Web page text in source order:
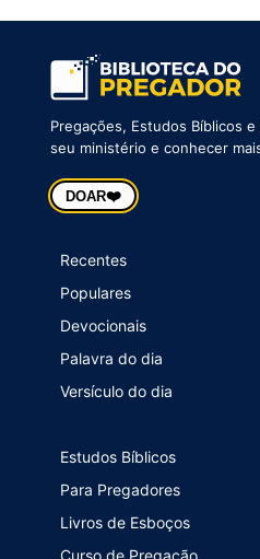
Pregações, Estudos Bíblicos
seu ministério e conhecer
DOAR❤️
Recentes
Populares
Devocionais
Palavra do dia
Versículo do dia
Estudos Bíblicos
Para Pregadores
Livros de Esboços
Curso de Pregação